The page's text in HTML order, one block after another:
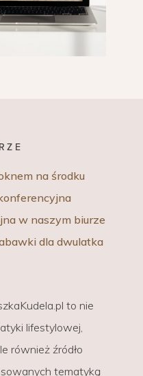
na środku
w naszym biurze
dla dwulatka
to nie
lifestylowej,
również źródło
tematyką